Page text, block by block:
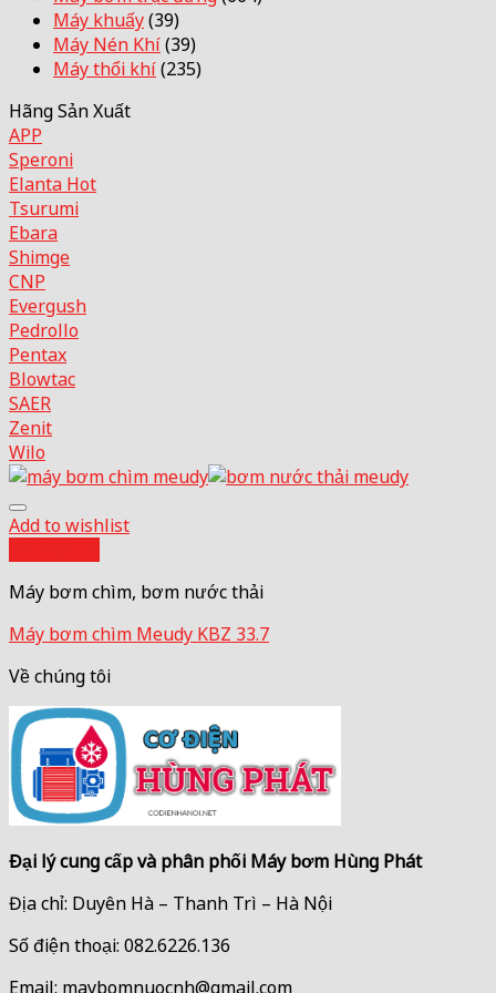
Máy khuấy(39)
Máy Nén Khí(39)
Máy thổi khí(235)
Hãng Sản Xuất
APP
Speroni
Elanta
Tsurumi
Ebara
Shimge
CNP
Evergush
Pedrollo
Pentax
Blowtac
SAER
Zenit
Wilo
Add to wishlist
Máy bơm chìm, bơm nước thải
Máy bơm chìm Meudy KBZ 33.7
Về chúng tôi
Đại lý cung cấp và phân phối Máy bơm Hùng Phát
Địa chỉ: Duyên Hà – Thanh Trì – Hà Nội
Số điện thoại: 082.6226.136
Email: maybomnuocnh@gmail.com